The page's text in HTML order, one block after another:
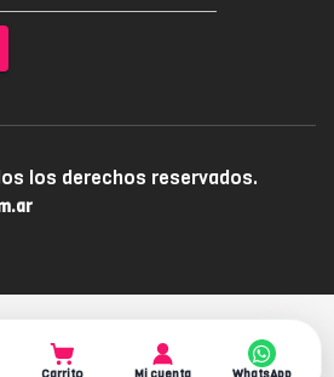
los derechos reservados.